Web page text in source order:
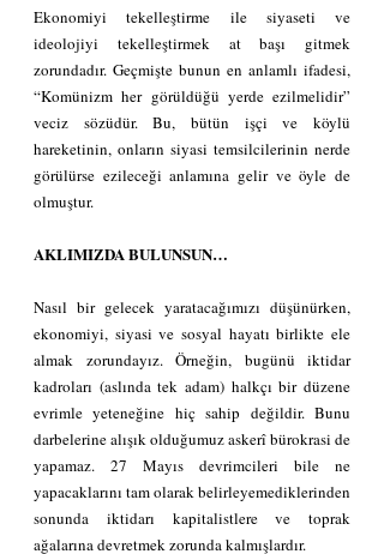
Ekonomiyi tekelleştirme ile siyaseti ve
ideolojiyi tekelleştirmek at başı gitmek
zorundadır. Geçmişte bunun en anlamlı ifadesi,
“Komünizm her görüldüğü yerde ezilmelidir”
veciz sözüdür. Bu, bütün işçi ve köylü
hareketinin, onların siyasi temsilcilerinin nerde
görülürse ezileceği anlamına gelir ve öyle de
olmuştur.
AKLIMIZDA BULUNSUN…
Nasıl bir gelecek yaratacağımızı düşünürken,
ekonomiyi, siyasi ve sosyal hayatı birlikte ele
almak zorundayız. Örneğin, bugünü iktidar
kadroları (aslında tek adam) halkçı bir düzene
evrimle yeteneğine hiç sahip değildir. Bunu
darbelerine alışık olduğumuz askerî bürokrasi de
yapamaz. 27 Mayıs devrimcileri bile ne
yapacaklarını tam olarak belirleyemediklerinden
sonunda iktidarı kapitalistlere ve toprak
ağalarına devretmek zorunda kalmışlardır.